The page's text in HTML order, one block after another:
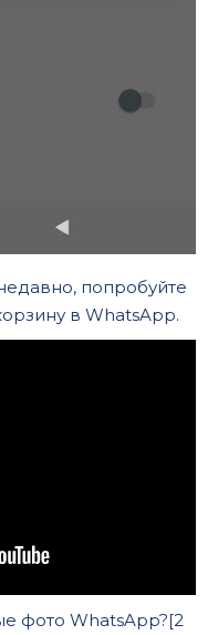
попробуйте
в WhatsApp.
фото WhatsApp?[2